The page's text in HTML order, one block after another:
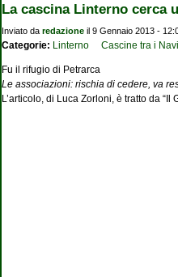
La cascina Linterno cerca
Inviato da redazione il 9 Gennaio 2013 -
Categorie: Linterno Cascine tra i
Fu il rifugio di Petrarca
Le associazioni: rischia di cedere, va
L’articolo, di Luca Zorloni, è tratto da